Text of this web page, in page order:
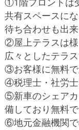
共有スペースに
待ち合わせも出来
②屋上テラスは様
広々としたテラ
③お客様に無料
④税理士・社労
⑤新車のシェア
備しており無料
⑥地元金融機関